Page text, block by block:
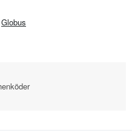
Globus